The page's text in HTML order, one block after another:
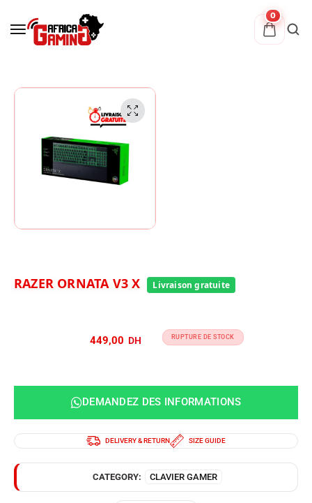
0
RAZER ORNATA V3 X
RUPTURE DE STOCK
DEMANDEZ DES INFORMATIONS
DELIVERY & RETURN SIZE GUIDE
CATEGORY: CLAVIER GAMER